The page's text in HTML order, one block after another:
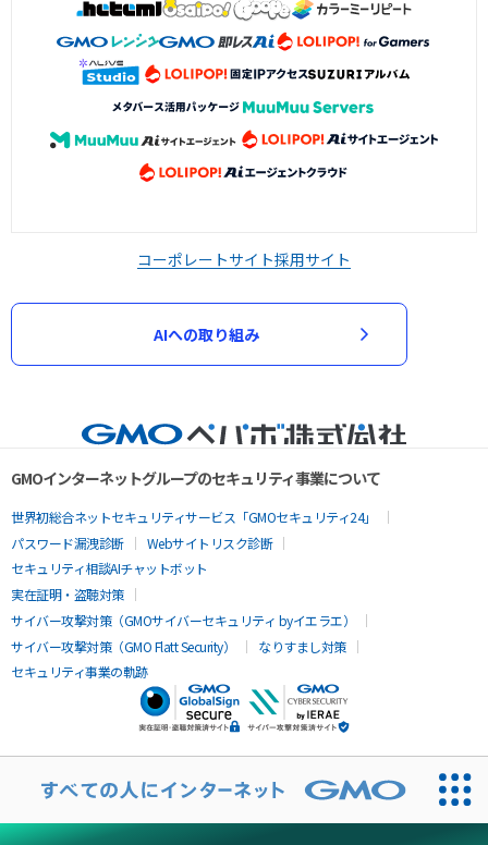
コーポレートサイト採用サイト
AIへの取り組み
GMOインターネットグループのセキュリティ事業について
世界初総合ネットセキュリティサービス「GMOセキュリティ24」
パスワード漏洩診断
Webサイトリスク診断
セキュリティ相談AIチャットボット
実在証明・盗聴対策
サイバー攻撃対策（GMOサイバーセキュリティ byイエラエ）
サイバー攻撃対策（GMO Flatt Security）
なりすまし対策
セキュリティ事業の軌跡